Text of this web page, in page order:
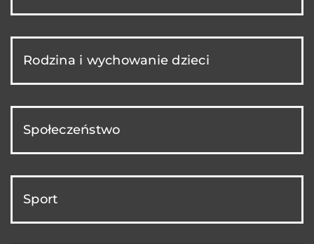
Rodzina i wychowanie dzieci
Społeczeństwo
Sport